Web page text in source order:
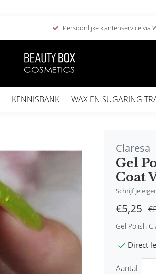
Persoonlijke klantenservice via
KENNISBANK WAX EN SUGARING
Claresa
Gel
Coat
Schrijf je
€5,25
Gel Polish
Direct
Aantal -